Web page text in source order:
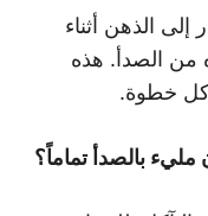
إلى الذهن أثناء
من الصدأ. هذه
كل خطوة.
بالصدأ تماماً؟